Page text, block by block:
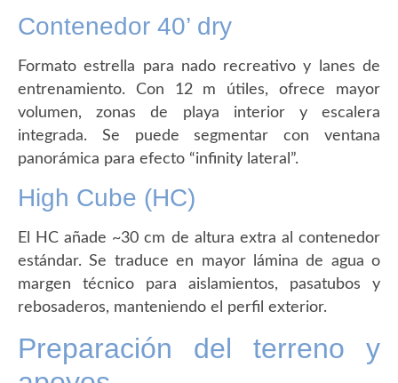
Contenedor 40’ dry
Formato estrella para nado recreativo y lanes de
entrenamiento. Con 12 m útiles, ofrece mayor
volumen, zonas de playa interior y escalera
integrada. Se puede segmentar con ventana
panorámica para efecto “infinity lateral”.
High Cube (HC)
El HC añade ~30 cm de altura extra al contenedor
estándar. Se traduce en mayor lámina de agua o
margen técnico para aislamientos, pasatubos y
rebosaderos, manteniendo el perfil exterior.
Preparación del terreno y